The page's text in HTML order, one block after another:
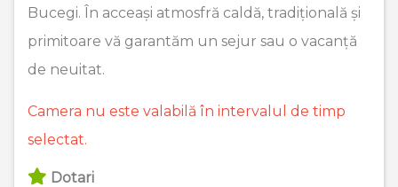
Bucegi. În acceași atmosfră caldă, tradițională și
primitoare vă garantăm un sejur sau o vacanță
de neuitat.
Camera nu este valabilă în intervalul de timp
selectat.
Dotari